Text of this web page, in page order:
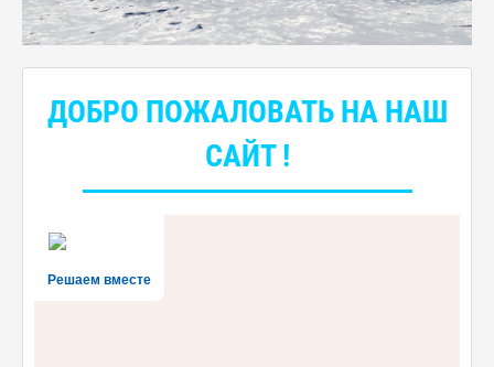
ДОБРО ПОЖАЛОВАТЬ НА НАШ
САЙТ !
Решаем вместе